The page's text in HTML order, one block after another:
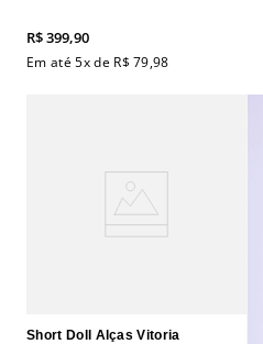
R$399,90
Em até5x de R$ 79,98
Short Doll Alças Vitoria